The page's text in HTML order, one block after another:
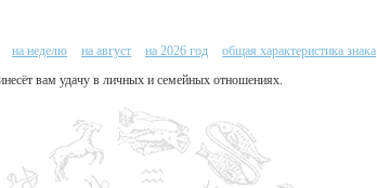
на неделю на август на 2026 год
общая характеристика знака
вам удачу в личных и семейных отношениях.